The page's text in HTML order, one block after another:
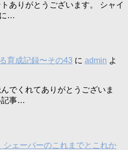
ありがとうございます。 シャイ
…
育成記録〜その43 に admin よ
でくれてありがとうございま
記事…
シェーバーのこれまでとこれか